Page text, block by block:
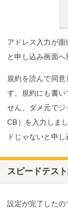
アドレス入力が
と申し込み画面へ
規約を読んで同
す。規約にも書い
せん。ダメ元で
CB）を入力しま
ドじゃないと申し
スピードテス
設定が完了した